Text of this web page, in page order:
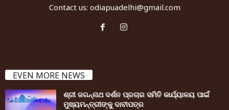
Contact us: odiapuadelhi@gmail.com
EVEN MORE NEWS
ଶ୍ରୀ ଜଗନ୍ନାଥ ଦର୍ଶନ ପ୍ରଚାର ସମିତି କାର୍ଯ୍ୟାଳୟ ପାଇଁ
ମୁଖ୍ୟମନ୍ତ୍ରୀଙ୍କୁ ଦାବୀପତ୍ର